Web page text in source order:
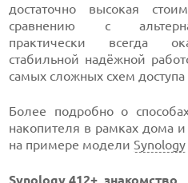
достаточно высокая
сравнению с
практически всегда
стабильной надёжной
самых сложных схем
Более подробно о
накопителя в рамках дома
на примере моделиSynology
Synology 412+, знакомство